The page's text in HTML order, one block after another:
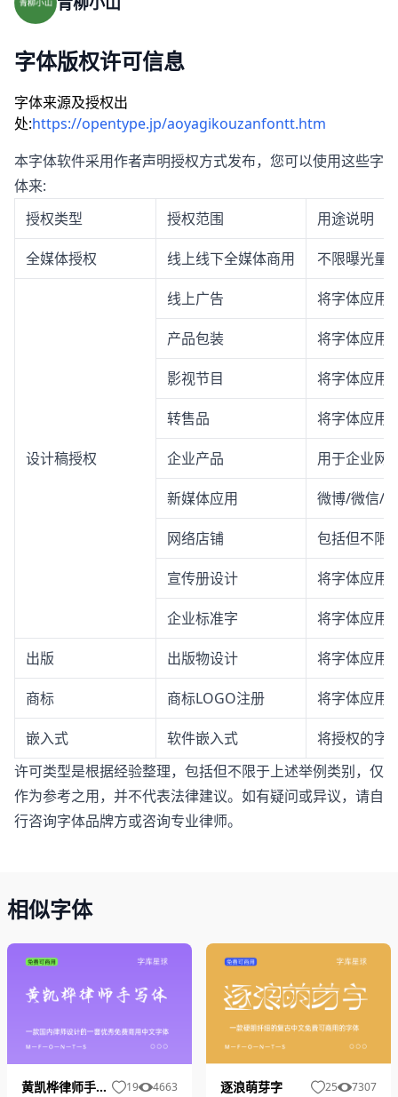
字体版权许可信息
字体来源及授权出
处:https://opentype.jp/aoyagikouzanfontt.htm
本字体软件采用作者声明授权方式发布，您可以使用这些字
体来:
授权类型
授权范围 用途说明
全媒体授权 线上线下全媒体商用 不限曝光量
设计稿授权
线上广告 将字体应用
产品包装 将字体应用
影视节目 将字体应用
转售品 将字体应用
企业产品 用于企业网
新媒体应用 微博/微信/
网络店铺 包括但不限
宣传册设计 将字体应用
企业标准字 将字体应用
出版 出版物设计 将字体应用
商标 商标LOGO注册 将字体应用
嵌入式 软件嵌入式
将授权的字
许可类型是根据经验整理，包括但不限于上述举例类别，仅
作为参考之用，并不代表法律建议。如有疑问或异议，请自
行咨询字体品牌方或咨询专业律师。
相似字体
黄凯桦律师手写体 19 4663 逐浪萌芽字 25 7307